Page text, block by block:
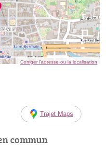
Corriger l’adresse ou la localisation
Trajet Maps
commun